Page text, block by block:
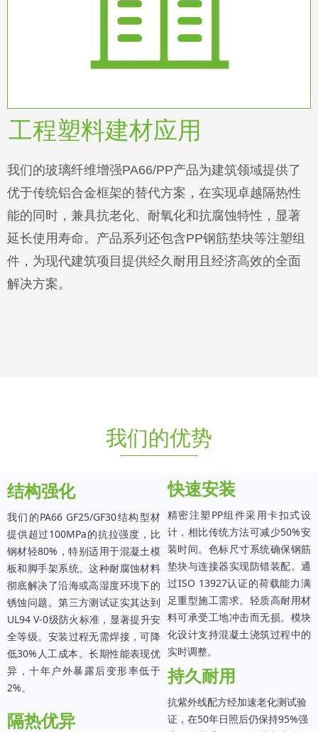
我们的玻璃纤维增强PA66/PP产品为建筑领域提供了
优于传统铝合金框架的替代方案，在实现卓越隔热性
能的同时，兼具抗老化、耐氧化和抗腐蚀特性，显著
延长使用寿命。产品系列还包含PP钢筋垫块等注塑组
件，为现代建筑项目提供经久耐用且经济高效的全面
解决方案。
工程塑料建材应用
我们的优势
结构强化
我们的PA66 GF25/GF30结构型材
提供超过100MPa的抗拉强度，比
钢材轻80%，特别适用于混凝土模
板和脚手架系统。这种耐腐蚀材料
彻底解决了沿海或高湿度环境下的
锈蚀问题。第三方测试证实其达到
UL94 V-0级防火标准，显著提升安
全等级。安装过程无需焊接，可降
低30%人工成本。长期性能表现优
异，十年户外暴露后变形率低于
2%。
快速安装
精密注塑PP组件采用卡扣式设
计，相比传统方法可减少50%安
装时间。色标尺寸系统确保钢筋
垫块与连接器实现防错装配。通
过ISO 13927认证的荷载能力满
足重型施工需求。轻质高耐用材
料可承受工地冲击而无损。模块
化设计支持混凝土浇筑过程中的
实时调整。
隔热优异
持久耐用
抗紫外线配方经加速老化测试验
证，在50年日照后仍保持95%强